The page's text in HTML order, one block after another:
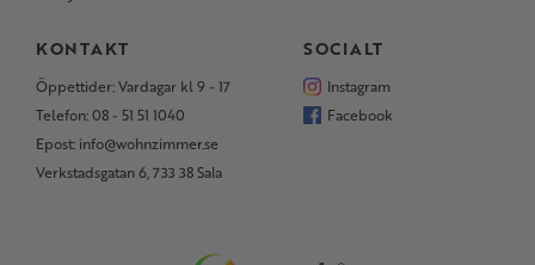
KONTAKT
Öppettider: Vardagar kl 9 - 17
Telefon: 08 - 51 51 1040
Epost: info@wohnzimmer.se
Verkstadsgatan 6, 733 38 Sala
SOCIALT
Instagram
Facebook